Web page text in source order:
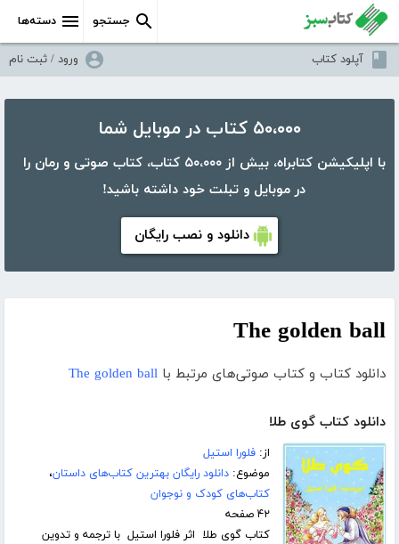
دسته‌ها جستجو
آپلود کتاب ورود / ثبت نام
۵۰،۰۰۰ کتاب در موبایل شما
با اپلیکیشن کتابراه، بیش از ۵۰،۰۰۰ کتاب، کتاب صوتی و رمان را
در موبایل و تبلت خود داشته باشید!
دانلود و نصب رایگان
The golden ball
دانلود کتاب و کتاب صوتی‌های مرتبط با The golden ball
دانلود کتاب گوی طلا
از:فلورا استیل
موضوع:دانلود رایگان بهترین کتاب‌های داستان،
کتاب‌های کودک و نوجوان
۴۲ صفحه
کتاب گوی طلا اثر فلورا استیل با ترجمه و تدوین